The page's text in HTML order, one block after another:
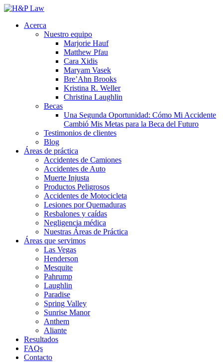
Acerca
Nuestro equipo
Marjorie Hauf
Matthew Pfau
Cara Xidis
Maryam Vasek
Bre’Ahn Brooks
Kristina R. Weller
Christina Laughlin
Becas
Una Segunda Oportunidad: Cómo Mi Accidente
Cambió Mis Metas para la Beca del Futuro
Testimonios de clientes
Blog
Áreas de práctica
Accidentes de Camiones
Accidentes de Auto
Muerte Injusta
Productos Peligrosos
Accidentes de Motocicleta
Lesiones por Quemaduras
Resbalones y caídas
Negligencia médica
Nuestras Áreas de Práctica
Áreas que servimos
Las Vegas
Henderson
Mesquite
Pahrump
Laughlin
Paradise
Spring Valley
Sunrise Manor
Anthem
Aliante
Resultados
FAQs
Contacto